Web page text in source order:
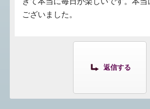
ございました。
返信する